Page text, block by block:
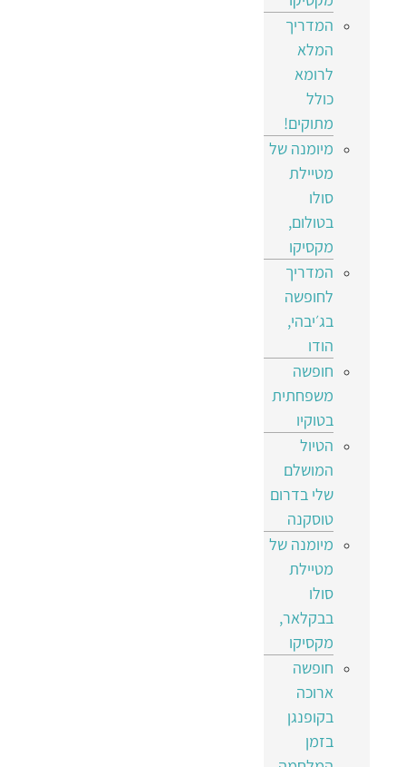
המדריך
המלא
לרומא
כולל
מתוקים!
מיומנה של
מטיילת
סולו
בטולום,
מקסיקו
המדריך
לחופשה
בג׳יבהי,
הודו
חופשה
משפחתית
בטוקיו
הטיול
המושלם
שלי בדרום
טוסקנה
מיומנה של
מטיילת
סולו
בבקלאר,
מקסיקו
חופשה
ארוכה
בקופנגן
בזמן